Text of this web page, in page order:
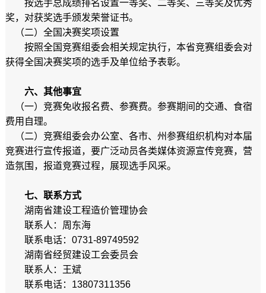
按选手总成绩排名设置一等奖、二等奖、三等奖及优秀
奖，对获奖选手颁发荣誉证书。
（二）全国决赛奖项设置
按照全国竞赛组委会相关规定执行，本省竞赛组委会对
获得全国决赛奖项的选手及单位给予表彰。
六、其他事宜
（一）竞赛免收报名费、参赛费。参赛期间的交通、食宿
费用自理。
（二）竞赛组委会办公室、各市、州参赛组织机构对本届
竞赛进行宣传报道，要广泛动员各类媒体资源宣传竞赛，营
造氛围，报道竞赛过程，展现选手风采。
七、联系方式
湖南省建设工程造价管理协会
联系人：周东海
联系电话：0731-89749592
湖南省经贸建设工会委员会
联系人：王斌
联系电话：13807311356